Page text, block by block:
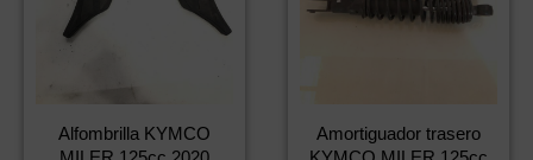
Alfombrilla KYMCO
Amortiguador trasero